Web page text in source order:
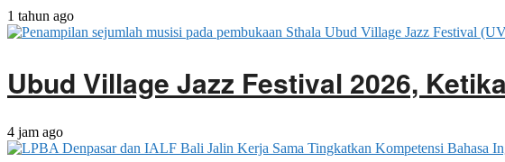
1 tahun ago
Ubud Village Jazz Festival 2026,
4 jam ago